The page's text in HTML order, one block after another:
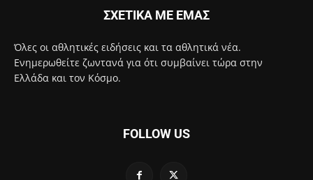
ΣΧΕΤΙΚΑ ΜΕ ΕΜΑΣ
Όλες οι αθλητικές ειδήσεις και τα αθλητικά νέα.
Ενημερωθείτε ζωντανά για ότι συμβαίνει τώρα στην
Ελλάδα και τον Κόσμο.
FOLLOW US